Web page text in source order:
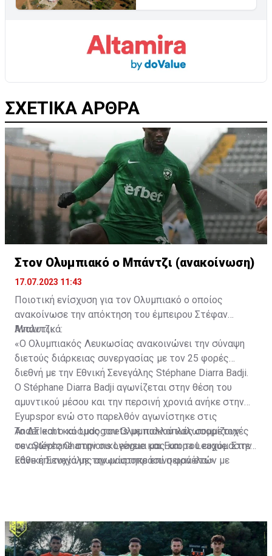
ΣΧΕΤΙΚΑ ΑΡΘΡΑ
Στον Ολυμπιακό ο Μπάντζι (ανακοίνωση)
17.07.2023 11:43
Ποιοτική ενίσχυση για τον Ολυμπιακό ο οποίος
ανακοίνωσε την απόκτηση του έμπειρου Στέφαν
Μπάντζι.
Αναλυτικά:
«Ο Ολυμπιακός Λευκωσίας ανακοινώνει την σύναψη
διετούς διάρκειας συνεργασίας με τον 25 φορές
διεθνή με την Εθνική Σενεγάλης Stéphane Diarra Badji.
Ο Stéphane Diarra Badji αγωνίζεται στην θέση του
αμυντικού μέσου και την περσινή χρονιά ανήκε στην
Eyupspor ενώ στο παρελθόν αγωνίστηκε στις
Anderlecht και Ludogorets με πολλαπλές συμμετοχές
σε αγώνες Champions League και Europa League. Στην
Εθνική Σενεγάλης αγωνίστηκε επί σειρά ετών με
άριστη τοποθέτηση σε όλο τον χώρο του κέντρου.
Το ΔΣ και ο κόσμος του Ολυμπιακού καλωσορίζουν
τον Stéphane στην οικογένεια μας και του ευχόμαστε
κάθε επιτυχία με την μαυροπράσινη φανέλα.»